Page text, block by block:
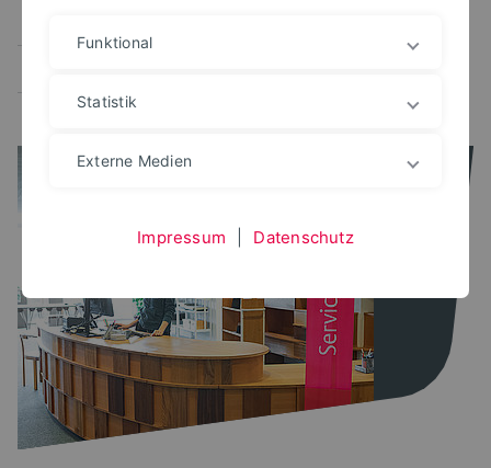
Funktional
Statistik
Externe Medien
Impressum Datenschutz